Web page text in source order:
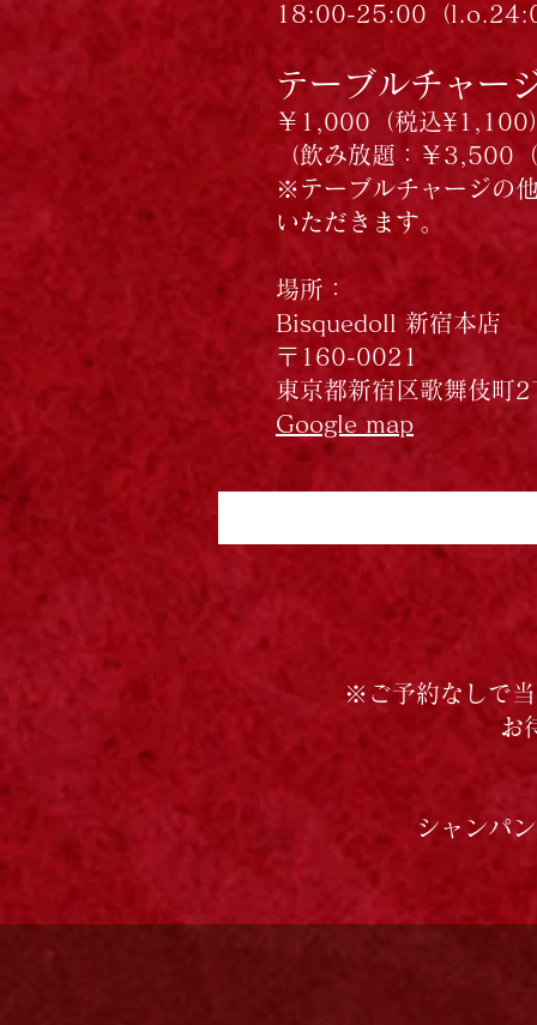
18:00-25:00（
テーブルチャー
￥1,000（税込¥1,100
（飲み放題：￥
※テーブルチャージの
いただきます。
場所：
Bisquedoll 新宿本店
〒160-0021
東京都新宿区歌舞伎町
Google map
※​ ご予約なしで
お
シャンパ